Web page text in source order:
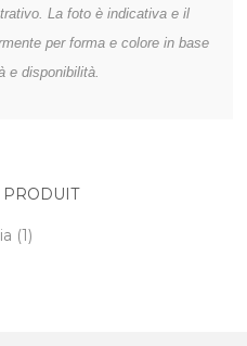
La foto è indicativa e il
per forma e colore in base
e disponibilità.
PRODUIT
(1)